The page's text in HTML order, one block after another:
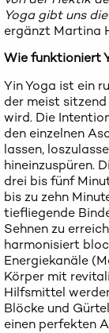
Yoga gibt uns
ergänzt Martina
Wie funktioniert
Yin Yoga ist ein
der meist
wird. Die
den einzelnen
lassen,
hineinzuspüren.
drei bis fünf
bis zu zehn
tiefliegende
Sehnen zu
harmonisiert
Energiekanäle
Körper mit
Hilfsmittel
Blöcke und
einen perfekten